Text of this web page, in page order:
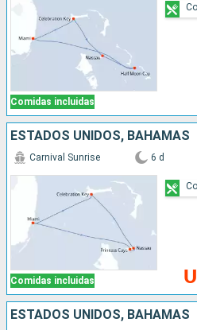
Comidas incluidas
ESTADOS UNIDOS, BAHAMAS
Comidas incluidas
Carnival Sunrise 6 d
ESTADOS UNIDOS, BAHAMAS